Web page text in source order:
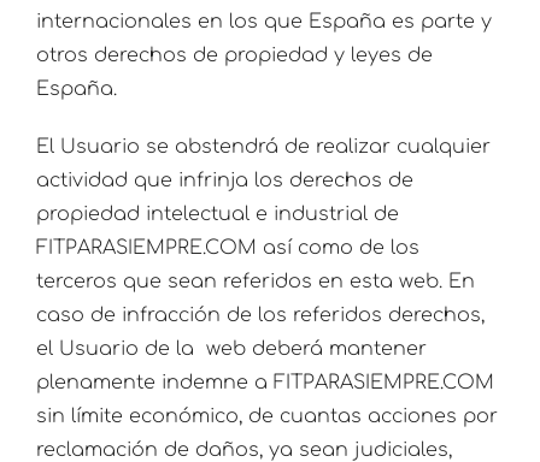
internacionales en los que España es parte y
otros derechos de propiedad y leyes de
España.
El Usuario se abstendrá de realizar cualquier
actividad que infrinja los derechos de
propiedad intelectual e industrial de
FITPARASIEMPRE.COM así como de los
terceros que sean referidos en esta web. En
caso de infracción de los referidos derechos,
el Usuario de la web deberá mantener
plenamente indemne a FITPARASIEMPRE.COM
sin límite económico, de cuantas acciones por
reclamación de daños, ya sean judiciales,